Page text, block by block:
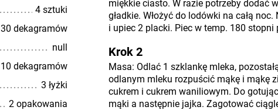
4 sztuki
30 dekagramów
null
10 dekagramów
3 łyżki
2 opakowania
miękkie ciasto. W razie potrzeby dodać
gładkie. Włożyć do lodówki na całą
i upiec 2 placki. Piec w temp. 180 stopni
Krok 2
Masa: Odlać 1 szklankę mleka,
odlanym mleku rozpuścić mąkę i mąkę
cukrem i cukrem waniliowym. Do
mąki a następnie jajka. Zagotować